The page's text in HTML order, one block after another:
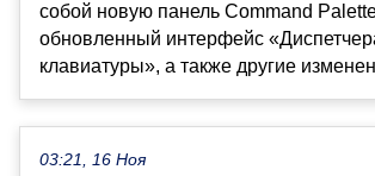
собой новую панель Command
обновленный интерфейс
клавиатуры», а также другие
03:21, 16 Ноя